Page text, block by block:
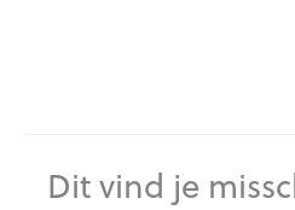
Dit vind je